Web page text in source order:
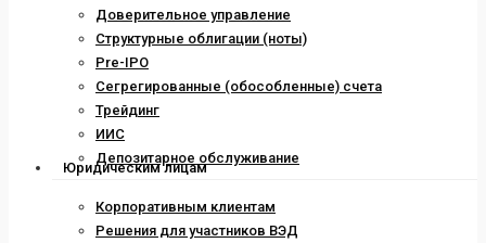
Доверительное управление
Структурные облигации (ноты)
Pre-IPO
Сегрегированные (обособленные) счета
Трейдинг
ИИС
Депозитарное обслуживание
Юридическим лицам
Корпоративным клиентам
Решения для участников ВЭД